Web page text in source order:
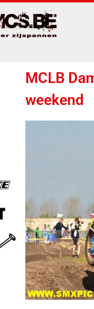
MCLB
weekend